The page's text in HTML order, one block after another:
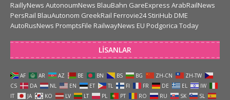
RaillyNews AutonoumNews BlauBahn GareExpress ArabRailNews
PersRail BlauAutonom GreekRail Ferrovie24 StiriHub DME
AutoRusNews PromptsFile RailwayNews EU Podgorica Today
LISANLAR
AF AR AZ BE BN BS BG ZH-CN
ZH-TW
CS
DA NL EN ET TL FI FR DE EL
IW
IT
JA KO LV LT PL PT RO RU SK
SL